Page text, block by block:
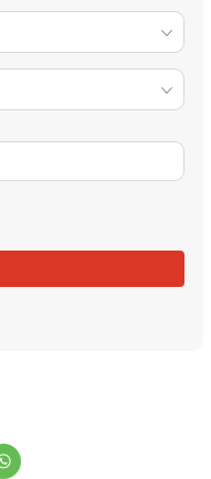
Mercedes-Benz
Opel